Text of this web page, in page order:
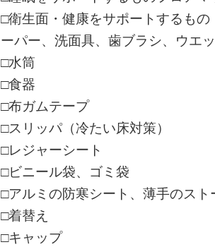
□衛生面・健康をサポートするも
ーパー、洗面具、歯ブラシ、ウエ
□水筒
□食器
□布ガムテープ
□スリッパ（冷たい床対策）
□レジャーシート
□ビニール袋、ゴミ袋
□アルミの防寒シート、薄手のスト
□着替え
□キャップ